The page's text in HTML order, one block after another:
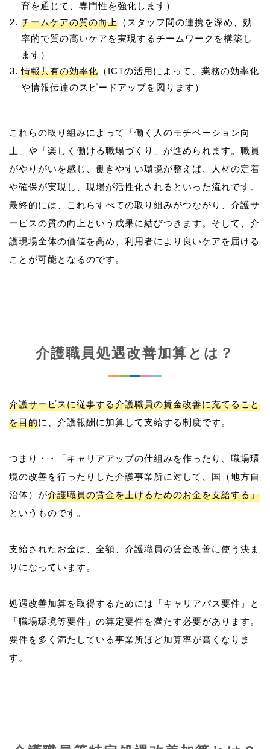
育を通じて、専門性を強化します）
チームケアの質の向上 （スタッフ間の連携を深め、効
率的で質の高いケアを実現するチームワークを構築し
ます）
情報共有の効率化 （ICTの活用によって、業務の効率化
や情報伝達のスピードアップを図ります）
これらの取り組みによって「働く人のモチベーション向
上」や「楽しく働ける職場づくり」が進められます。職員
がやりがいを感じ、働きやすい環境が整えば、人材の定着
や確保が実現し、現場が活性化されるといった流れです。
最終的には、これらすべての取り組みがつながり、介護サ
ービスの質の向上という成果に結びつきます。そして、介
護現場全体の価値を高め、利用者により良いケアを届ける
介護職員処遇改善加算とは？
介護サービスに従事する介護職員の賃金改善に充てること
を目的に、介護報酬に加算して支給する制度です。
つまり・・「キャリアアップの仕組みを作ったり、職場環
境の改善を行ったりした介護事業所に対して、国（地方自
治体）が介護職員の賃金を上げるためのお金を支給する」
というものです。
支給されたお金は、全額、介護職員の賃金改善に使う決ま
りになっています。
処遇改善加算を取得するためには「キャリアパス要件」と
「職場環境等要件」の算定要件を満たす必要があります。
要件を多く満たしている事業所ほど加算率が高くなりま
す。